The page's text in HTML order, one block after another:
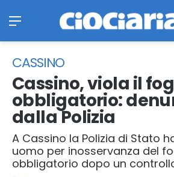
CASSINO
Cassino, viola il
obbligatorio:
dalla Polizia
A Cassino la Polizia di Stato
uomo per inosservanza del
obbligatorio dopo un